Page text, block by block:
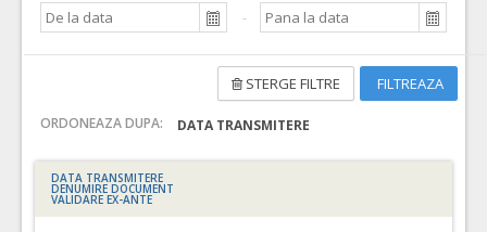
FILTREAZA
STERGE FILTRE
ORDONEAZA DUPA: DATA TRANSMITERE
DATA TRANSMITERE
DENUMIRE DOCUMENT
VALIDARE EX-ANTE